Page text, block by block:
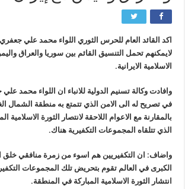
اكد القائد العام للحرس الثوري اللواء محمد علي جعفري
لايمكنهم تحمل التنسيق القائم بين سوريا والعراق
الاسلامية الايرانية.
وافادت وكالة تسنيم الدولية للانباء ان اللواء محمد علي
في تصريح له الى الامن الذي تتمتع به منطقة الشمال
بالمقارنة مع الاعوام اللاحقة لانتصار الثورة الاسلامية
الذي تتلقاه المجموعات التكفيرية هناك.
واضاف: ان التكفيريين هم اسوء من زمرة منافقي خلق
الكبرى في العالم تقوم بتحريض تلك المجموعات
انتشار الثورة الاسلامية المباركة في المنطقة.